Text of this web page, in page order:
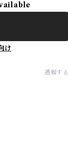
け
通報する